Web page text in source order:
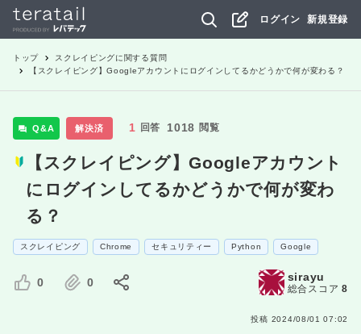
ログイン 新規登録
トップ スクレイピングに関する質問
【スクレイピング】Googleアカウントにログインしてるかどうかで何が変わる？
Q&A 解決済 1 回答 1018 閲覧
【スクレイピング】Googleアカウント
にログインしてるかどうかで何が変わ
る？
スクレイピング Chrome セキュリティー Python Google
0 0 sirayu
総合スコア 8
投稿 2024/08/01 07:02